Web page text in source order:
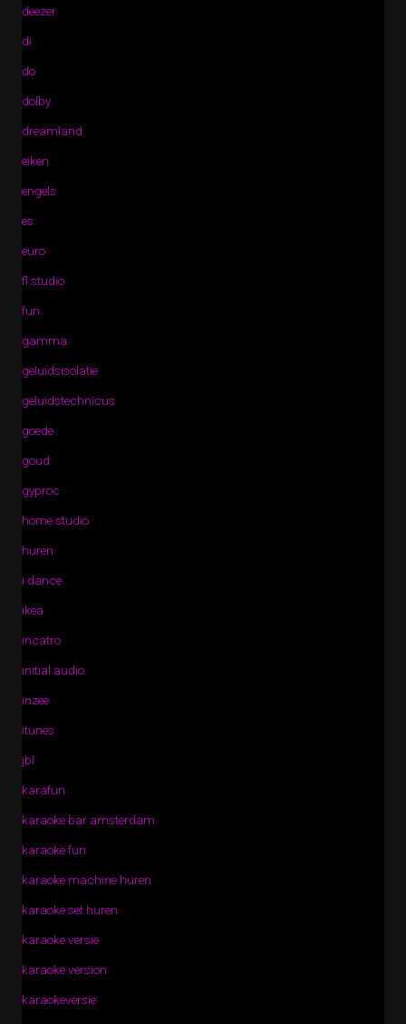
deezer
di
do
dolby
dreamland
eiken
engels
es
euro
fl studio
fun
gamma
geluidsisolatie
geluidstechnicus
goede
goud
gyproc
home studio
huren
i dance
ikea
incatro
initial audio
inzee
itunes
jbl
karafun
karaoke bar amsterdam
karaoke fun
karaoke machine huren
karaoke set huren
karaoke versie
karaoke version
karaokeversie